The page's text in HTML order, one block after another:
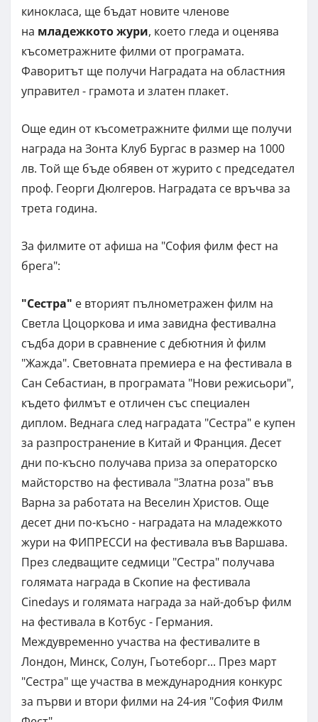
кинокласа, ще бъдат новите членове
на младежкото жури, което гледа и оценява
късометражните филми от програмата.
Фаворитът ще получи Наградата на областния
управител - грамота и златен плакет.
Още един от късометражните филми ще получи
награда на Зонта Клуб Бургас в размер на 1000
лв. Той ще бъде обявен от журито с председател
проф. Георги Дюлгеров. Наградата се връчва за
трета година.
За филмите от афиша на "София филм фест на
брега":
"Сестра" е вторият пълнометражен филм на
Светла Цоцоркова и има завидна фестивална
съдба дори в сравнение с дебютния ѝ филм
"Жажда". Световната премиера е на фестивала в
Сан Себастиан, в програмата "Нови режисьори",
където филмът е отличен със специален
диплом. Веднага след наградата "Сестра" е купен
за разпространение в Китай и Франция. Десет
дни по-късно получава приза за операторско
майсторство на фестивала "Златна роза" във
Варна за работата на Веселин Христов. Още
десет дни по-късно - наградата на младежкото
жури на ФИПРЕССИ на фестивала във Варшава.
През следващите седмици "Сестра" получава
голямата награда в Скопие на фестивала
Cinedays и голямата награда за най-добър филм
на фестивала в Котбус - Германия.
Междувременно участва на фестивалите в
Лондон, Минск, Солун, Гьотеборг... През март
"Сестра" ще участва в международния конкурс
за първи и втори филми на 24-ия "София Филм